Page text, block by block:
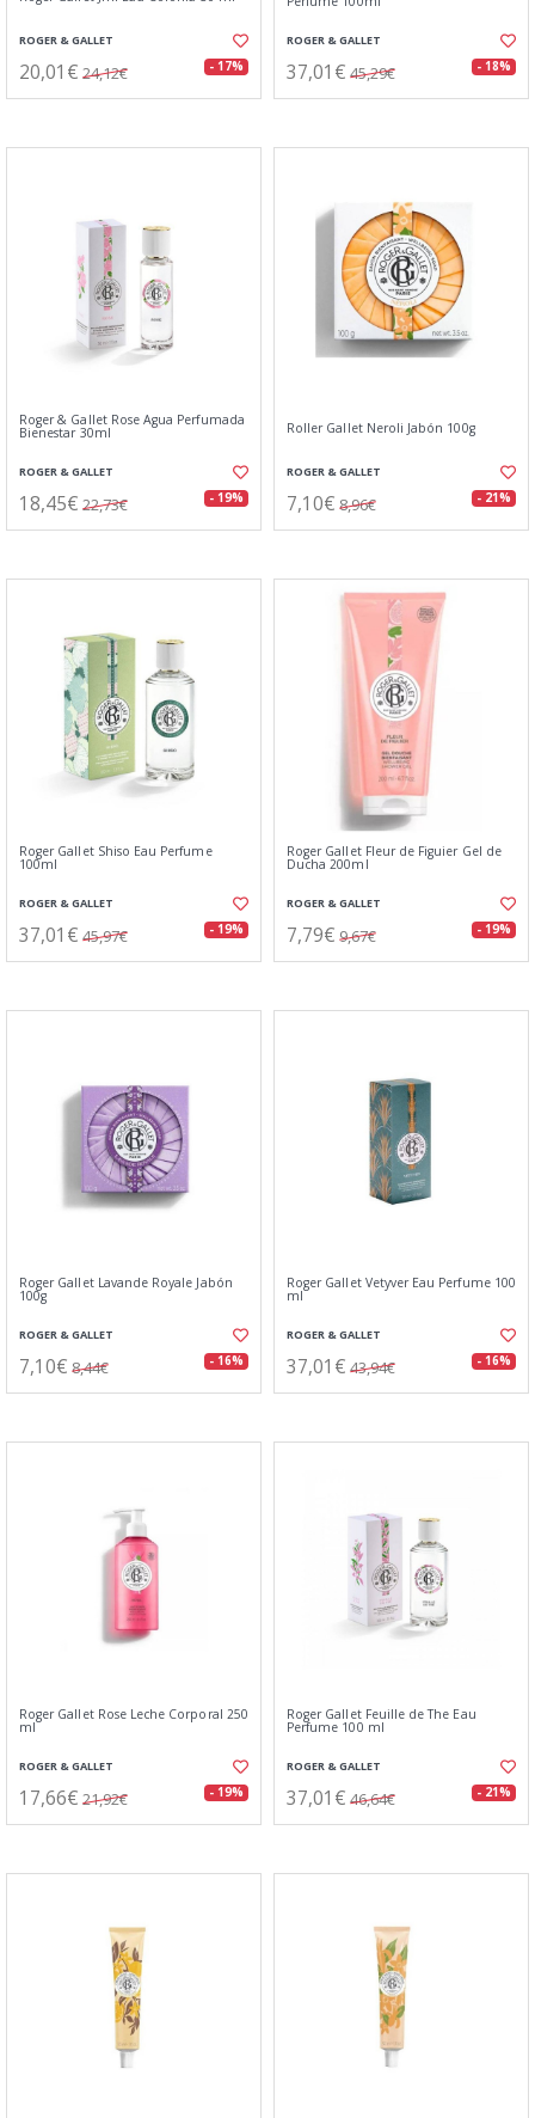
ROGER & GALLET
20,01€ 24,12€ - 17%
ROGER & GALLET
37,01€ 45,29€ - 18%
Roger & Gallet Rose Agua Perfumada
Bienestar 30ml
ROGER & GALLET
18,45€ 22,73€ - 19%
Roller Gallet Neroli Jabón 100g
ROGER & GALLET
7,10€ 8,96€ - 21%
Roger Gallet Shiso Eau Perfume
100ml
ROGER & GALLET
37,01€ 45,97€ - 19%
Roger Gallet Fleur de Figuier Gel de
Ducha 200ml
ROGER & GALLET
7,79€ 9,67€ - 19%
Roger Gallet Lavande Royale Jabón
100g
ROGER & GALLET
7,10€ 8,44€ - 16%
Roger Gallet Vetyver Eau Perfume 100
ml
ROGER & GALLET
37,01€ 43,94€ - 16%
Roger Gallet Rose Leche Corporal 250
ml
ROGER & GALLET
17,66€ 21,92€ - 19%
Roger Gallet Feuille de The Eau
Perfume 100 ml
ROGER & GALLET
37,01€ 46,64€ - 21%